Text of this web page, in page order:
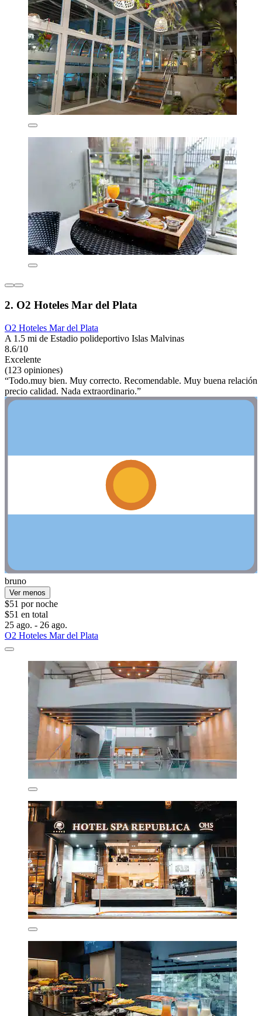
2. O2 Hoteles Mar del Plata
O2 Hoteles Mar del Plata
A 1.5 mi de Estadio polideportivo Islas Malvinas
8.6/10
Excelente
(123 opiniones)
“Todo.muy bien. Muy correcto. Recomendable. Muy buena relación
precio calidad. Nada extraordinario.”
bruno
Ver menos
$51 por noche
$51 en total
25 ago. - 26 ago.
O2 Hoteles Mar del Plata